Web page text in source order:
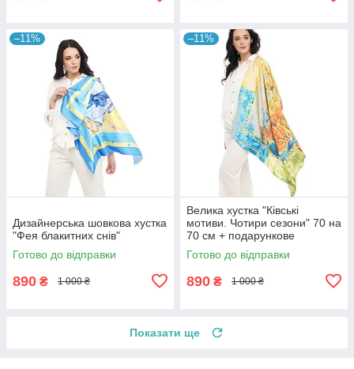
–11%
Дизайнерська шовкова хустка
"Фея блакитних снів"
Готово до відправки
890 ₴ 1 000 ₴
–11%
Велика хустка "Ківські
мотиви. Чотири сезони" 70 на
70 см + подарункове
паковання
Готово до відправки
890 ₴ 1 000 ₴
Показати ще